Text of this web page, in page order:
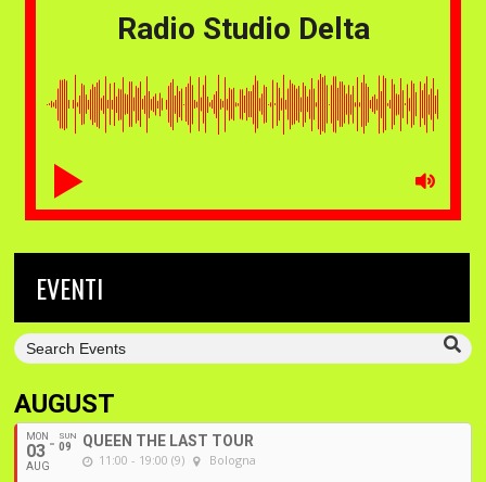
Radio Studio Delta
EVENTI
AUGUST
MON
03
AUG
SUN
09 QUEEN THE LAST TOUR
11:00 - 19:00 (9) Bologna